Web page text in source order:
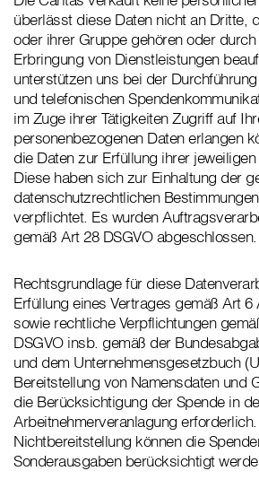
überlässt diese Daten nicht an Dritte,
oder ihrer Gruppe gehören oder
Erbringung von Dienstleistungen
unterstützen uns bei der
und telefonischen
im Zuge ihrer Tätigkeiten Zugriff auf
personenbezogenen Daten erlangen
die Daten zur Erfüllung ihrer
Diese haben sich zur Einhaltung der
datenschutzrechtlichen
verpflichtet. Es wurden
gemäß Art 28 DSGVO abgeschlossen.
Rechtsgrundlage für diese
Erfüllung eines Vertrages gemäß Art
sowie rechtliche Verpflichtungen
DSGVO insb. gemäß der
und dem Unternehmensgesetzbuch
Bereitstellung von Namensdaten und
die Berücksichtigung der Spende in
Arbeitnehmerveranlagung
Nichtbereitstellung können die
Sonderausgaben berücksichtigt